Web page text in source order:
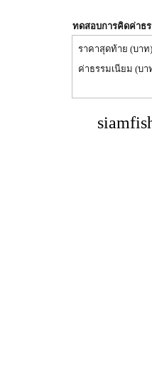
ทดสอบการคิดค่าธ
ราคาสุดท้าย (บาท)
ค่าธรรมเนียม (บา